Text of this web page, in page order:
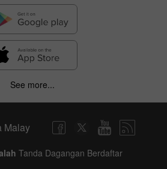
See more...
Malay
Tanda Dagangan Berdaftar